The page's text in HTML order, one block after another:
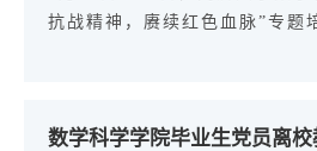
用赋能中心及张江机器人谷展厅
抗战精神，赓续红色血脉”专题
四军干部学院（中共盐城市委
业迈向新高度提振精气神。本次
数学科学学院毕业生党员离